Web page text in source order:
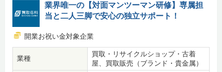
業界唯一の【対面マンツーマン研修】専属担
当と二人三脚で安心の独立サポート！
開業お祝い金対象企業
業種
買取・リサイクルショップ・古着
屋、買取販売（ブランド・貴金属）